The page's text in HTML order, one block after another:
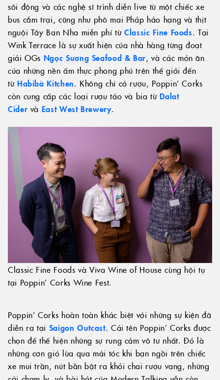
sôi động và các nghệ sĩ trình diễn live từ một chiếc xe
bus cắm trại, cũng như phô mai Pháp hảo hạng và thịt
nguội Tây Ban Nha miễn phí từClassic Fine Foods. Tại
Wink Terrace là sự xuất hiện của nhà hàng từng đoạt
giải OGs Ngọc Sương Seafood & Bar, và các món ăn
của những nền ẩm thực phong phú trên thế giới đến
từ Habibà Kitchen. Không chỉ có rượu, Poppin’ Corks
còn cung cấp các loại rượu táo và bia từDalat
Cider và East West Brewery.
Classic Fine Foods và Viva Wine of House cùng hội tụ
tại Poppin’ Corks Wine Fest.
Poppin’ Corks hoàn toàn khác biệt với những sự kiện đã
diễn ra tại Saigon Outcast. Cái tên Poppin’ Corks được
chọn để thể hiện những sự rung cảm vô tư nhất. Đó là
những cơn gió lùa qua mái tóc khi bạn ngồi trên chiếc
xe mui trần, nút bần bật ra khỏi chai rượu vang, những